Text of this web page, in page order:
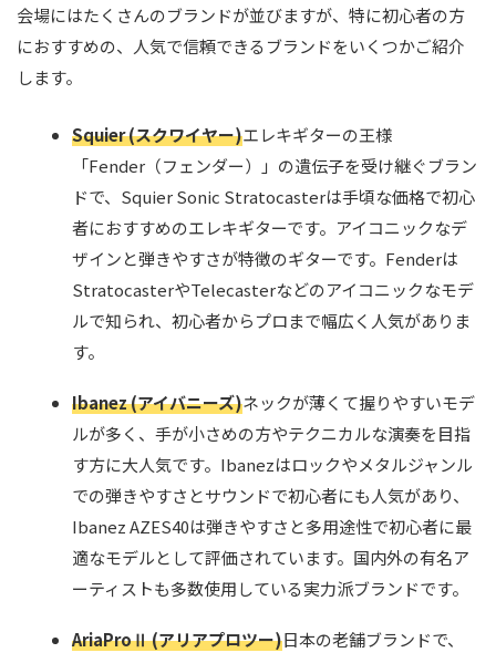
会場にはたくさんのブランドが並びますが、特に初心者の方
におすすめの、人気で信頼できるブランドをいくつかご紹介
します。
Squier (スクワイヤー)エレキギターの王様
「Fender（フェンダー）」の遺伝子を受け継ぐブラン
ドで、Squier Sonic Stratocasterは手頃な価格で初心
者におすすめのエレキギターです。アイコニックなデ
ザインと弾きやすさが特徴のギターです。Fenderは
StratocasterやTelecasterなどのアイコニックなモデ
ルで知られ、初心者からプロまで幅広く人気がありま
す。
Ibanez (アイバニーズ)ネックが薄くて握りやすいモデ
ルが多く、手が小さめの方やテクニカルな演奏を目指
す方に大人気です。Ibanezはロックやメタルジャンル
での弾きやすさとサウンドで初心者にも人気があり、
Ibanez AZES40は弾きやすさと多用途性で初心者に最
適なモデルとして評価されています。国内外の有名ア
ーティストも多数使用している実力派ブランドです。
AriaProⅡ (アリアプロツー)日本の老舗ブランドで、